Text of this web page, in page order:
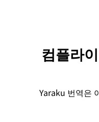
컴플라
Yaraku 번역은